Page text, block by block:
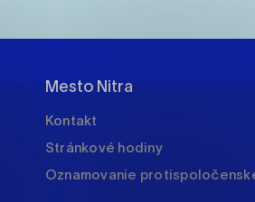
Mesto Nitra
Kontakt
Stránkové hodiny
Oznamovanie